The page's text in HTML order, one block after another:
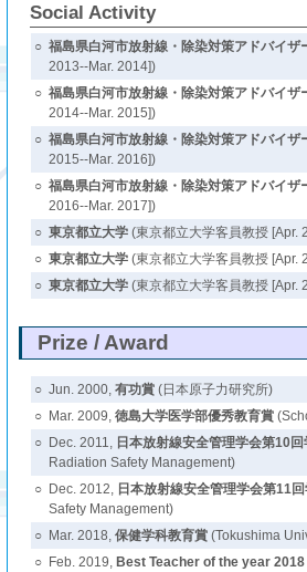
Social Activity
○ 福島県白河市放射線・除染対策アドバイザ
2013--Mar. 2014])
○ 福島県白河市放射線・除染対策アドバイザ
2014--Mar. 2015])
○ 福島県白河市放射線・除染対策アドバイザ
2015--Mar. 2016])
○ 福島県白河市放射線・除染対策アドバイザ
2016--Mar. 2017])
○ 東京都立大学(東京都立大学客員教授 [Apr.
○ 東京都立大学(東京都立大学客員教授 [Apr.
○ 東京都立大学(東京都立大学客員教授 [Apr.
Prize / Award
○ Jun. 2000, 有功賞(日本原子力研究所)
○
Mar. 2009, 徳島大学医学部優秀教育賞
○
Dec. 2011, 日本放射線安全管理学会第10
Radiation Safety Management)
○
Dec. 2012, 日本放射線安全管理学会第11
Safety Management)
○
Mar. 2018, 保健学科教育賞(Tokushima
○
Feb. 2019, Best Teacher of the year 2018